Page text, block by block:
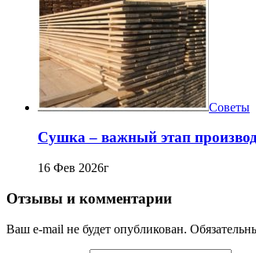
Советы
Сушка – важный этап
16 Фев 2026г
Отзывы и комментарии
Ваш e-mail не будет опубликован.